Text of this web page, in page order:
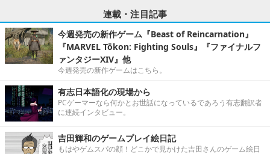
連載・注目記事
今週発売の新作ゲーム『Beast of Reincarnation』
『MARVEL Tōkon: Fighting Souls』『ファイナルフ
ァンタジーXIV』他
今週発売の新作ゲームはこちら。
有志日本語化の現場から
PCゲーマーなら何かとお世話になっているであろう有志翻訳者
に連続インタビュー。
吉田輝和のゲームプレイ絵日記
もはやゲムスパの顔！どこかで見かけた吉田さんのゲーム絵日